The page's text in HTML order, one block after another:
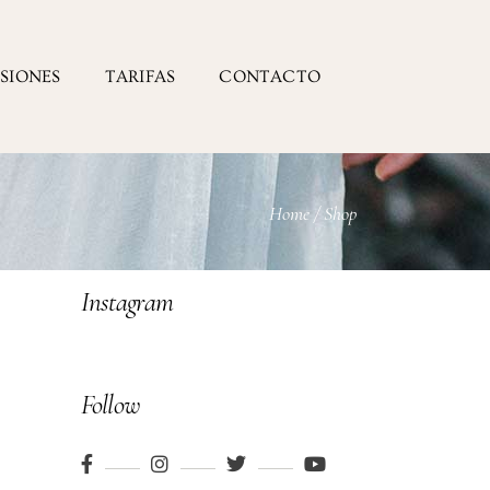
TARIFAS CONTACTO
Home/Shop
Instagram
Follow